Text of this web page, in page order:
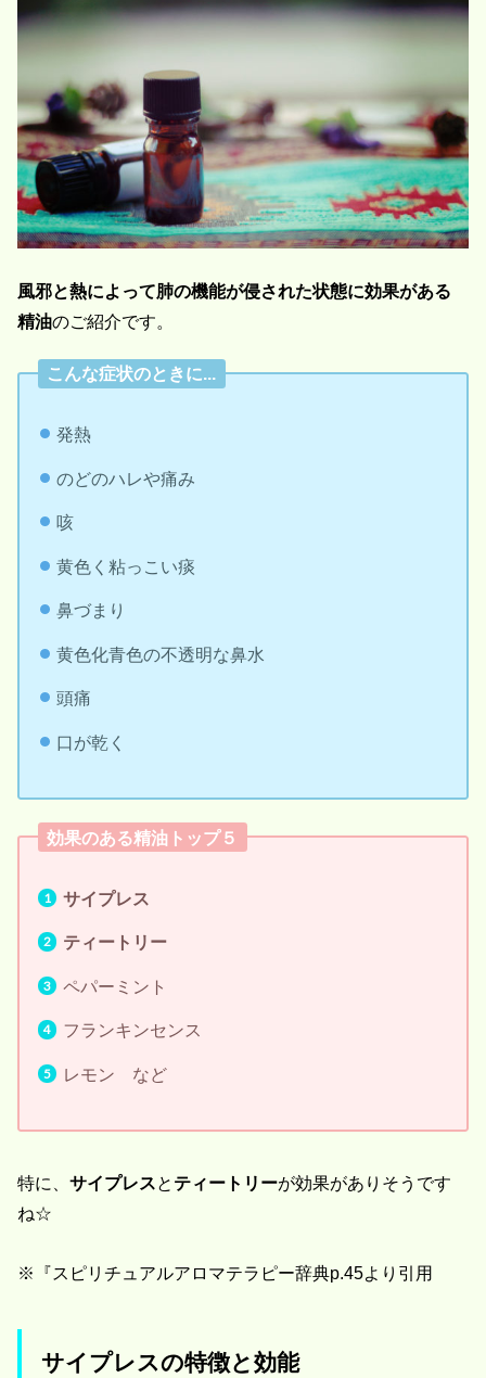
風邪と熱によって肺の機能が侵された状態に効果がある
精油のご紹介です。
こんな症状のときに...
発熱
のどのハレや痛み
咳
黄色く粘っこい痰
鼻づまり
黄色化青色の不透明な鼻水
頭痛
口が乾く
効果のある精油トップ５
サイプレス
ティートリー
ペパーミント
フランキンセンス
レモン など
特に、サイプレスと ティートリーが効果がありそうです
ね☆
※『スピリチュアルアロマテラピー辞典p.45より引用
サイプレスの特徴と効能